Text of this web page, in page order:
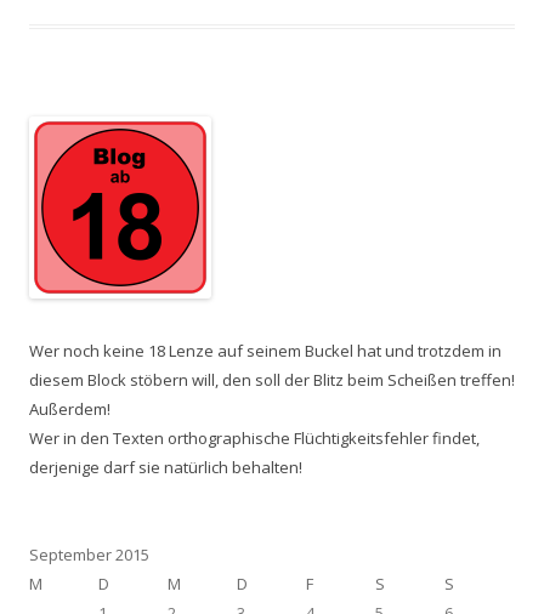
Wer noch keine 18 Lenze auf seinem Buckel hat und trotzdem in
diesem Block stöbern will, den soll der Blitz beim Scheißen treffen!
Außerdem!
Wer in den Texten orthographische Flüchtigkeitsfehler findet,
derjenige darf sie natürlich behalten!
September 2015
M
D M D F S
S